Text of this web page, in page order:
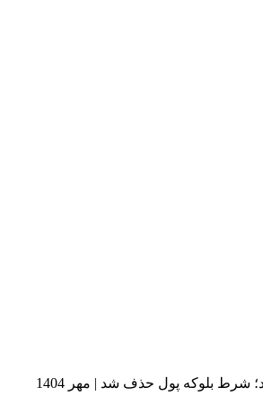
بلوکه پول حذف شد | مهر 1404